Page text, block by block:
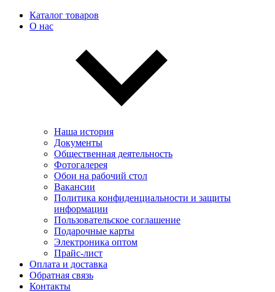
Каталог товаров
О нас
Наша история
Документы
Общественная деятельность
Фотогалерея
Обои на рабочий стол
Вакансии
Политика конфиденциальности и защиты
информации
Пользовательскоe соглашение
Подарочные карты
Электроника оптом
Прайс-лист
Оплата и доставка
Обратная связь
Контакты